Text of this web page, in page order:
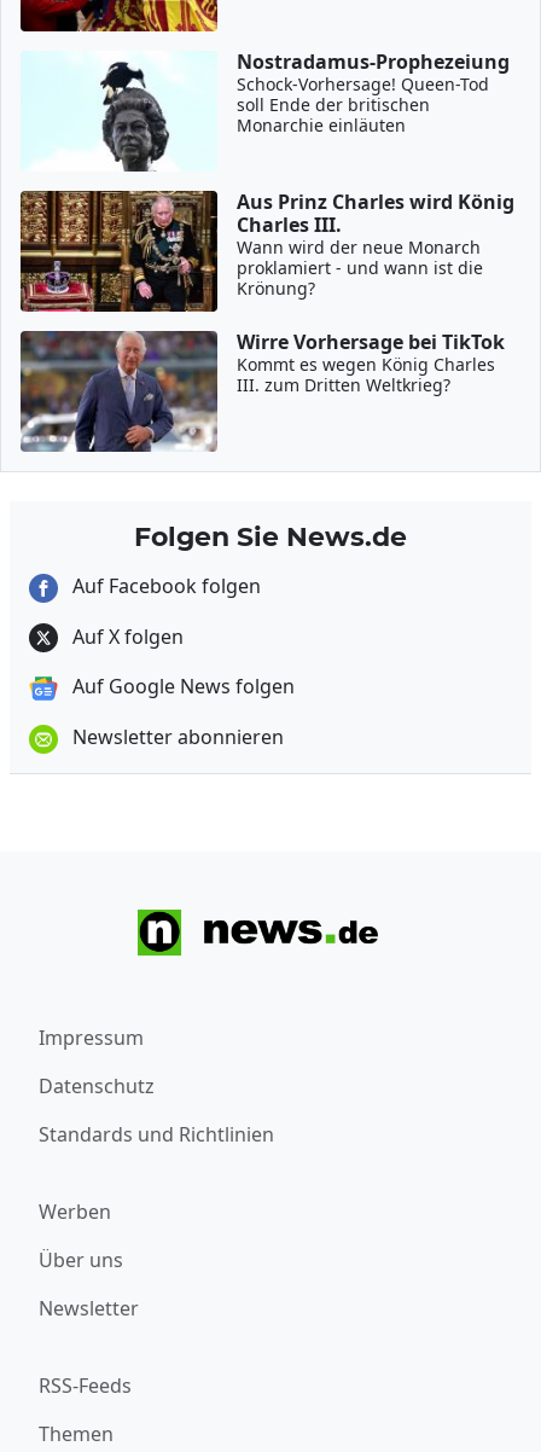
Nostradamus-Prophezeiung
Schock-Vorhersage! Queen-Tod
soll Ende der britischen
Monarchie einläuten
Aus Prinz Charles wird König
Charles III.
Wann wird der neue Monarch
proklamiert - und wann ist die
Krönung?
Wirre Vorhersage bei TikTok
Kommt es wegen König Charles
III. zum Dritten Weltkrieg?
Folgen Sie News.de
Auf Facebook folgen
Auf X folgen
Auf Google News folgen
Newsletter abonnieren
Impressum
Datenschutz
Standards und Richtlinien
Werben
Über uns
Newsletter
RSS-Feeds
Themen